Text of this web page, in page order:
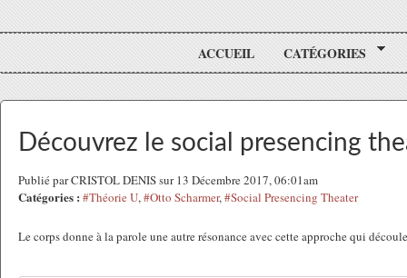
ACCUEIL CATÉGORIES
Découvrez le social presencing
Publié par CRISTOL DENIS sur 13 Décembre 2017, 06:01am
Catégories : #Théorie U,#Otto Scharmer,#Social Presencing Theater
Le corps donne à la parole une autre résonance avec cette approche qui